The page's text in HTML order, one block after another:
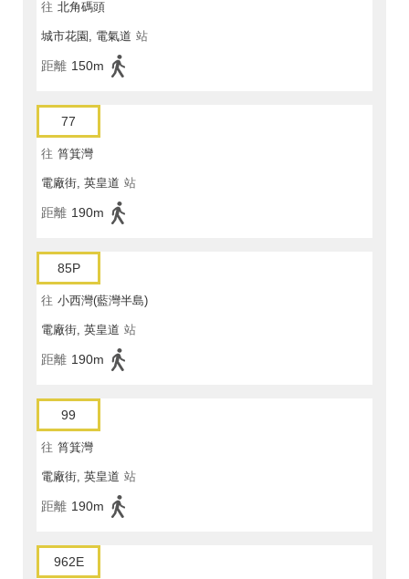
往 北角碼頭
城市花園, 電氣道 站
距離 150m
77
往 筲箕灣
電廠街, 英皇道 站
距離 190m
85P
往 小西灣(藍灣半島)
電廠街, 英皇道 站
距離 190m
99
往 筲箕灣
電廠街, 英皇道 站
距離 190m
962E